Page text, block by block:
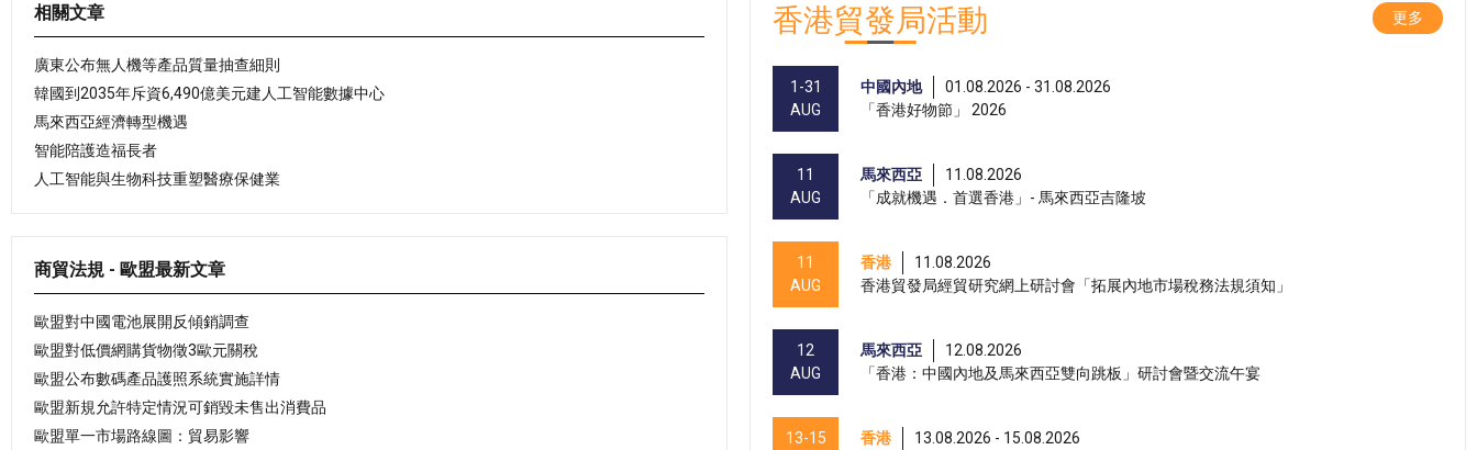
相關文章
廣東公布無人機等產品質量抽查細則
韓國到2035年斥資6,490億美元建人工智能數據中心
馬來西亞經濟轉型機遇
智能陪護造福長者
人工智能與生物科技重塑醫療保健業
商貿法規 - 歐盟最新文章
歐盟對中國電池展開反傾銷調查
歐盟對低價網購貨物徵3歐元關稅
歐盟公布數碼產品護照系統實施詳情
歐盟新規允許特定情況可銷毀未售出消費品
歐盟單一市場路線圖：貿易影響
香港貿發局活動 更多
1-31
AUG
中國內地
01.08.2026 - 31.08.2026
「香港好物節」 2026
11
AUG
馬來西亞
11.08.2026
「成就機遇．首選香港」- 馬來西亞吉隆坡
11
AUG
香港
11.08.2026
香港貿發局經貿研究網上研討會「拓展內地市場稅務法規須知」
12
AUG
馬來西亞
12.08.2026
「香港：中國內地及馬來西亞雙向跳板」研討會暨交流午宴
13-15
香港
13.08.2026 - 15.08.2026